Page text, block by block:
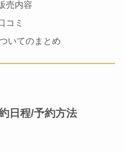
売内容
コミ
いてのまとめ
日程/予約方法